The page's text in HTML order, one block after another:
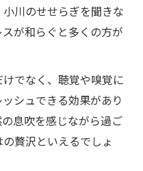
する造園の工夫
ら東京都内を散策
さを味わう方法
自然で癒し体験
満喫するアイデア
川のせせらぎを聞きな
が和らぐと多くの方が
でなく、聴覚や嗅覚に
シュできる効果があり
息吹を感じながら過ご
贅沢といえるでしょ